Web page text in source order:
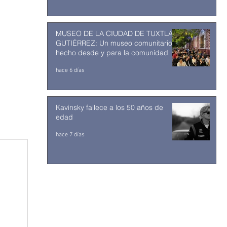
MUSEO DE LA CIUDAD DE TUXTLA
GUTIÉRREZ: Un museo comunitario
hecho desde y para la comunidad
hace 6 días
Kavinsky fallece a los 50 años de
edad
hace 7 días